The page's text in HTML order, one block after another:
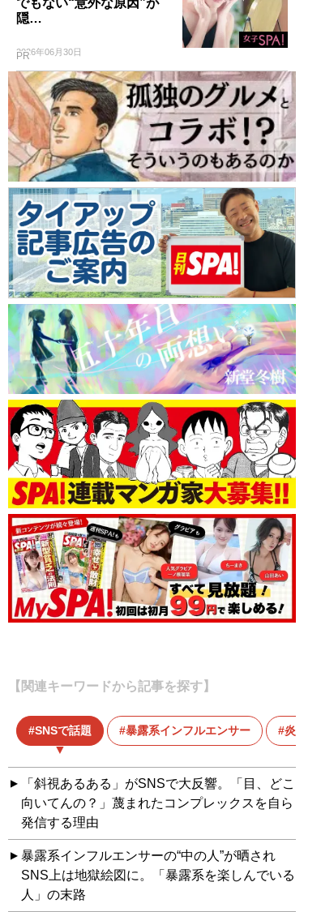
隠…
2026年06月30日
PR
【関連キーワードから記事を探す】
SNSで話題 暴露系インフルエンサー 炎上
「斜視あるある」がSNSで大反響。「目、どこ
向いてんの？」蔑まれたコンプレックスを自ら
発信する理由
暴露系インフルエンサーの“中の人”が晒され
SNS上は地獄絵図に。「暴露系を楽しんでいる
人」の末路